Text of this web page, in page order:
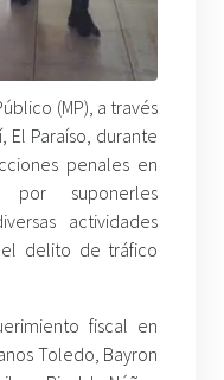
(MP), a través
El Paraíso, durante
penales en
suponerles
actividades
delito de tráfico
fiscal en
Toledo, Bayron